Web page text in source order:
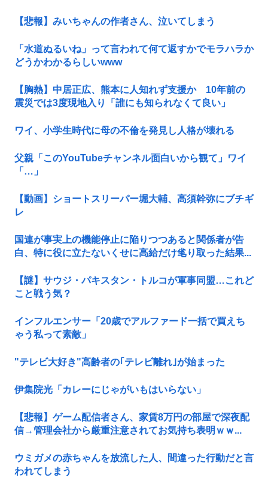
【悲報】みいちゃんの作者さん、泣いてしまう
「水道ぬるいね」って言われて何て返すかでモラハラか
どうかわかるらしいwww
【胸熱】中居正広、熊本に人知れず支援か 10年前の
震災では3度現地入り「誰にも知られなくて良い」
ワイ、小学生時代に母の不倫を発見し人格が壊れる
父親「このYouTubeチャンネル面白いから観て」ワイ
「…」
【動画】ショートスリーパー堀大輔、高須幹弥にブチギ
レ
国連が事実上の機能停止に陥りつつあると関係者が告
白、特に役に立たないくせに高給だけ毟り取った結果...
【謎】サウジ・パキスタン・トルコが軍事同盟…これど
こと戦う気？
インフルエンサー「20歳でアルファード一括で買えち
ゃう私って素敵」
"テレビ大好き"高齢者の｢テレビ離れ｣が始まった
伊集院光「カレーにじゃがいもはいらない」
【悲報】ゲーム配信者さん、家賃8万円の部屋で深夜配
信→管理会社から厳重注意されてお気持ち表明ｗｗ...
ウミガメの赤ちゃんを放流した人、間違った行動だと言
われてしまう